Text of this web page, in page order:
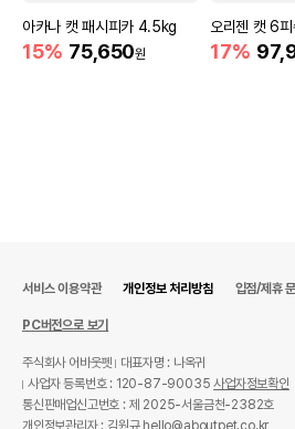
아카나 캣 패시피카 4.5kg
15% 75,650원
오리젠 캣 6
17%
서비스 이용약관 개인정보 처리방침 입점/제휴
PC버전으로 보기
주식회사 어바웃펫
대표자명 : 나옥귀
사업자 등록번호 : 120-87-90035사업자정보확인
통신판매업신고번호 : 제 2025-서울금천-2382호
개인정보관리자 : 김원규 hello@aboutpet.co.kr